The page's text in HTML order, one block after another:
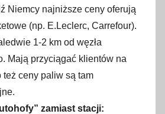
Niemcy najniższe ceny oferują
(np. E.Leclerc, Carrefour).
1-2 km od węzła
Mają przyciągać klientów na
też ceny paliw są tam
zamiast stacji: